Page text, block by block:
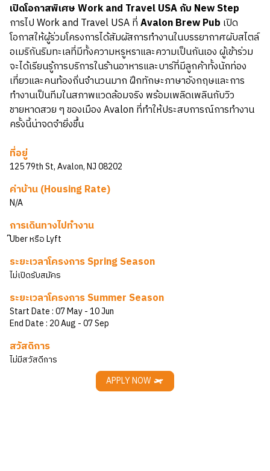
เปิดโอกาสพิเศษ Work and Travel USA กับ New Step
การไป Work and Travel USA ที่Avalon Brew Pub เปิด
โอกาสให้ผู้ร่วมโครงการได้สัมผัสการทำงานในบรรยากาศผับสไตล์
อเมริกันริมทะเลที่มีทั้งความหรูหราและความเป็นกันเอง ผู้เข้าร่วม
จะได้เรียนรู้การบริการในร้านอาหารและบาร์ที่มีลูกค้าทั้งนักท่อง
เที่ยวและคนท้องถิ่นจำนวนมาก ฝึกทักษะภาษาอังกฤษและการ
ทำงานเป็นทีมในสภาพแวดล้อมจริง พร้อมเพลิดเพลินกับวิว
ชายหาดสวย ๆ ของเมือง Avalon ที่ทำให้ประสบการณ์การทำงาน
ครั้งนี้น่าจดจำยิ่งขึ้น
ที่อยู่
125 79th St, Avalon, NJ 08202
ค่าบ้าน (Housing Rate)
N/A
การเดินทางไปทำงาน
๊Uber หรือ Lyft
ระยะเวลาโครงการ Spring Season
ไม่เปิดรับสมัคร
ระยะเวลาโครงการ Summer Season
Start Date :07 May- 10 Jun
End Date : 20 Aug - 07 Sep
สวัสดิการ
ไม่มีสวัสดีการ
APPLY NOW